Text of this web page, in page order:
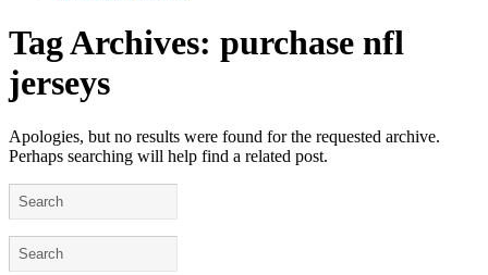
Tag Archives: purchase nfl
jerseys
Apologies, but no results were found for the requested archive.
Perhaps searching will help find a related post.